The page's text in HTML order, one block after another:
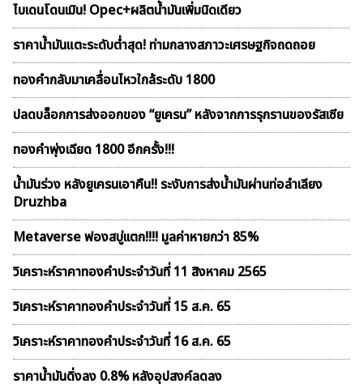
ไบเดนโดนเมิน! Opec+ผลิตน้ำมันเพิ่มนิดเดียว
ราคาน้ำมันแตะระดับต่ำสุด! ท่ามกลางสภาวะเศรษฐกิจถดถอย
ทองคำกลับมาเคลื่อนไหวใกล้ระดับ 1800
ปลดบล็อกการส่งออกของ “ยูเครน” หลังจากการรุกรานของรัสเซีย
ทองคำพุ่งเฉียด 1800 อีกครั้ง!!!
น้ำมันร่วง หลังยูเครนเอาคืน!! ระงับการส่งน้ำมันผ่านท่อลำเลียง
Druzhba
Metaverse ฟองสบู่เเตก!!!! มูลค่าหายกว่า 85%
วิเคราะห์ราคาทองคําประจำวันที่ 11 สิงหาคม 2565
วิเคราะห์ราคาทองคําประจำวันที่ 15 ส.ค. 65
วิเคราะห์ราคาทองคําประจำวันที่ 16 ส.ค. 65
ราคาน้ำมันดิ่งลง 0.8% หลังอุปสงค์ลดลง